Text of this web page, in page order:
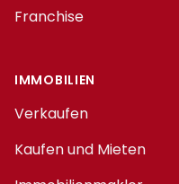
Franchise
IMMOBILIEN
Verkaufen
Kaufen und Mieten